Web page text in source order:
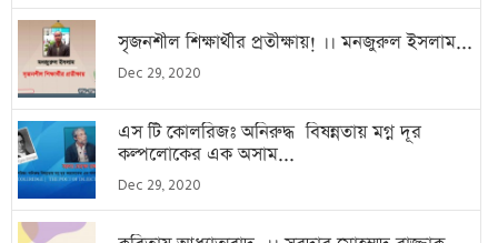
সৃজনশীল শিক্ষার্থীর প্রতীক্ষায়! ।। মনজুরুল ইসলাম...
Dec 29, 2020
এস টি কোলরিজঃ অনিরুদ্ধ বিষন্নতায় মগ্ন দূর
কল্পলোকের এক অসাম...
Dec 29, 2020